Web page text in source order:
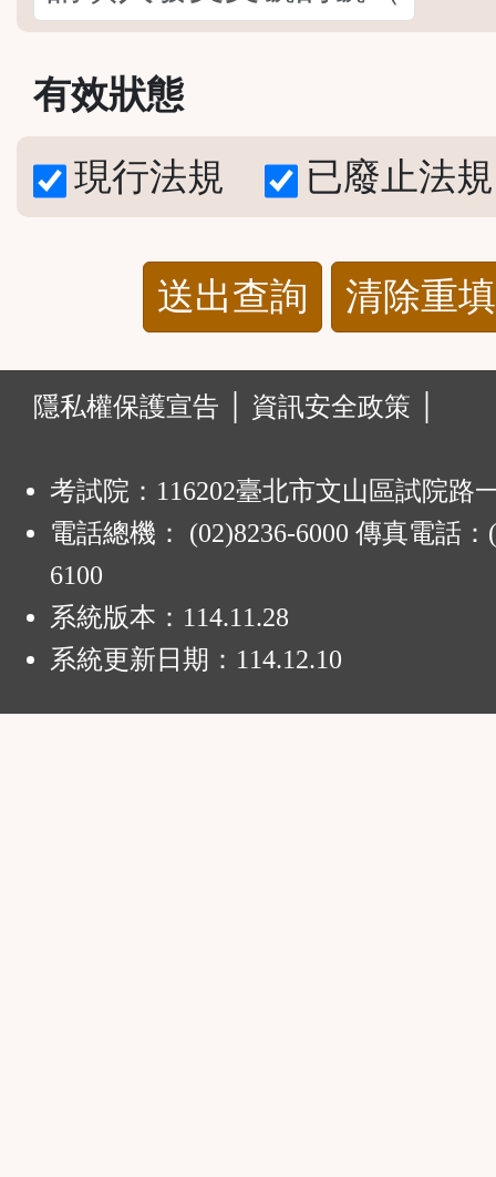
有效狀態
現行法規
已廢止法規
清除重填
隱私權保護宣告 │ 資訊安全政策 │
考試院：116202臺北市文山區試院路
電話總機： (02)8236-6000 傳真電話：
6100
系統版本： 114.11.28
系統更新日期： 114.12.10